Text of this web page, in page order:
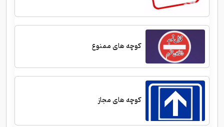
کوچه های ممنوع
کوچه های مجاز